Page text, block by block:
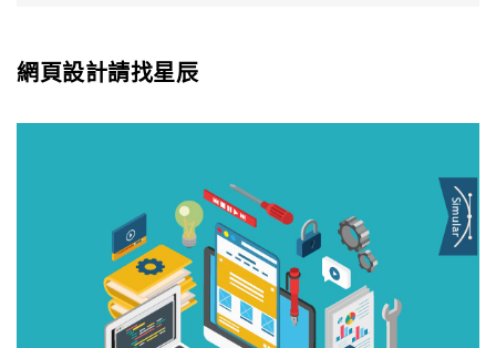
網頁設計請找星辰